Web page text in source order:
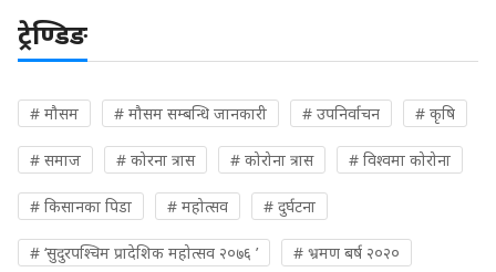
ट्रेण्डिङ
# मौसम # मौसम सम्बन्धि जानकारी # उपनिर्वाचन # कृषि
# समाज # कोरना त्रास # कोरोना त्रास # विश्वमा कोरोना
# किसानका पिडा # महोत्सव # दुर्घटना
# ‘सुदुरपश्चिम प्रादेशिक महोत्सव २०७६ ’ # भ्रमण बर्ष २०२०